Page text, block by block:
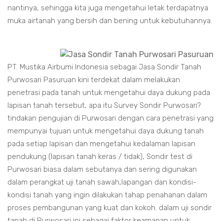
nantinya, sehingga kita juga mengetahui letak terdapatnya
muka airtanah yang bersih dan bening untuk kebutuhannya.
PT. Mustika Airbumi Indonesia sebagai Jasa Sondir Tanah
Purwosari Pasuruan kini terdekat dalam melakukan
penetrasi pada tanah untuk mengetahui daya dukung pada
lapisan tanah tersebut, apa itu Survey Sondir Purwosari?
tindakan pengujian di Purwosari dengan cara penetrasi yang
mempunyai tujuan untuk mengetahui daya dukung tanah
pada setiap lapisan dan mengetahui kedalaman lapisan
pendukung (lapisan tanah keras / tidak), Sondir test di
Purwosari biasa dalam sebutanya dan sering digunakan
dalam perangkat uji tanah sawah,lapangan dan kondisi-
kondisi tanah yang ingin dilakukan tahap penahanan dalam
proses pembangunan yang kuat dan kokoh. dalam uji sondir